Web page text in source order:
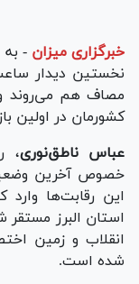
خبرگزاری میزان -
کشورمان در اولین
عباس ناطق‌نوری،
این رقابت‌ها
استان البرز
انقلاب و زمین
شده است.